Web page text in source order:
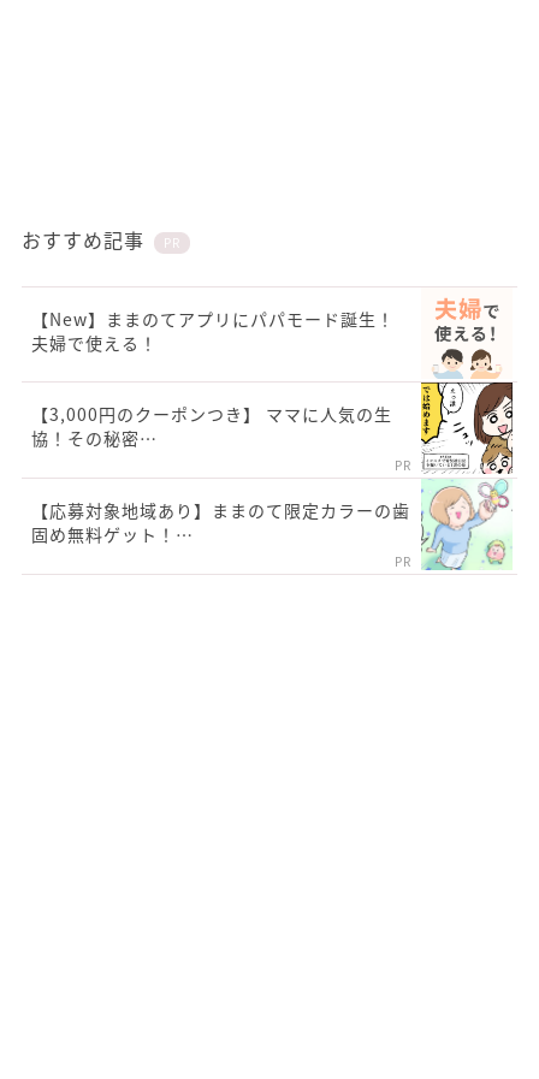
おすすめ記事 PR
【New】ままのてアプリにパパモード誕生！
夫婦で使える！
【3,000円のクーポンつき】 ママに人気の生
協！その秘密…
PR
【応募対象地域あり】ままのて限定カラーの歯
固め無料ゲット！…
PR